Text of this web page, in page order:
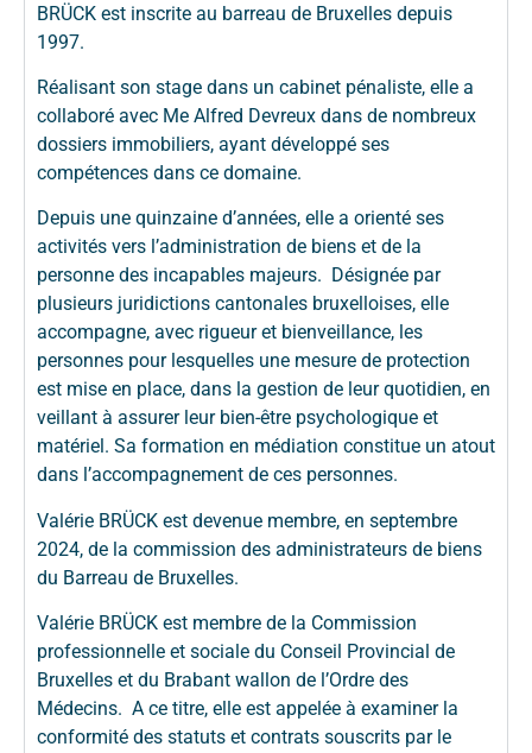
BRÜCK est inscrite au barreau de Bruxelles depuis
1997.
Réalisant son stage dans un cabinet pénaliste, elle a
collaboré avec Me Alfred Devreux dans de nombreux
dossiers immobiliers, ayant développé ses
compétences dans ce domaine.
Depuis une quinzaine d’années, elle a orienté ses
activités vers l’administration de biens et de la
personne des incapables majeurs. Désignée par
plusieurs juridictions cantonales bruxelloises, elle
accompagne, avec rigueur et bienveillance, les
personnes pour lesquelles une mesure de protection
est mise en place, dans la gestion de leur quotidien, en
veillant à assurer leur bien-être psychologique et
matériel. Sa formation en médiation constitue un atout
dans l’accompagnement de ces personnes.
Valérie BRÜCK est devenue membre, en septembre
2024, de la commission des administrateurs de biens
du Barreau de Bruxelles.
Valérie BRÜCK est membre de la Commission
professionnelle et sociale du Conseil Provincial de
Bruxelles et du Brabant wallon de l’Ordre des
Médecins. A ce titre, elle est appelée à examiner la
conformité des statuts et contrats souscrits par le